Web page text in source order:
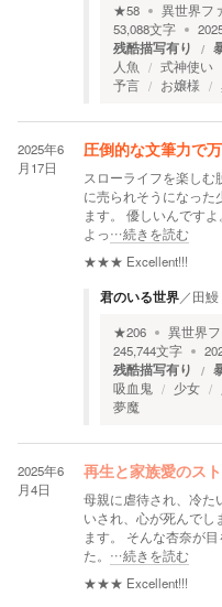
★58 異世界フ
53,088文字
残酷描写有り
人魚 式神使い
予言
お嬢様
2025年6
月17日
圧倒的な文筆力で
スローライフを楽し
に売られそうになった
ます。 優しいんです
よっ…続きを読む
★★★ Excellent!!!
君のいる世界／田鰻
★206 異世界
245,744文字
残酷描写有り
吸血鬼 少女
夢魔
2025年6
月4日
再生と家族愛のス
母親に虐待され、冷た
いされ、心が死んでし
ます。 そんな杏奈が
た。 …続きを読む
★★★ Excellent!!!